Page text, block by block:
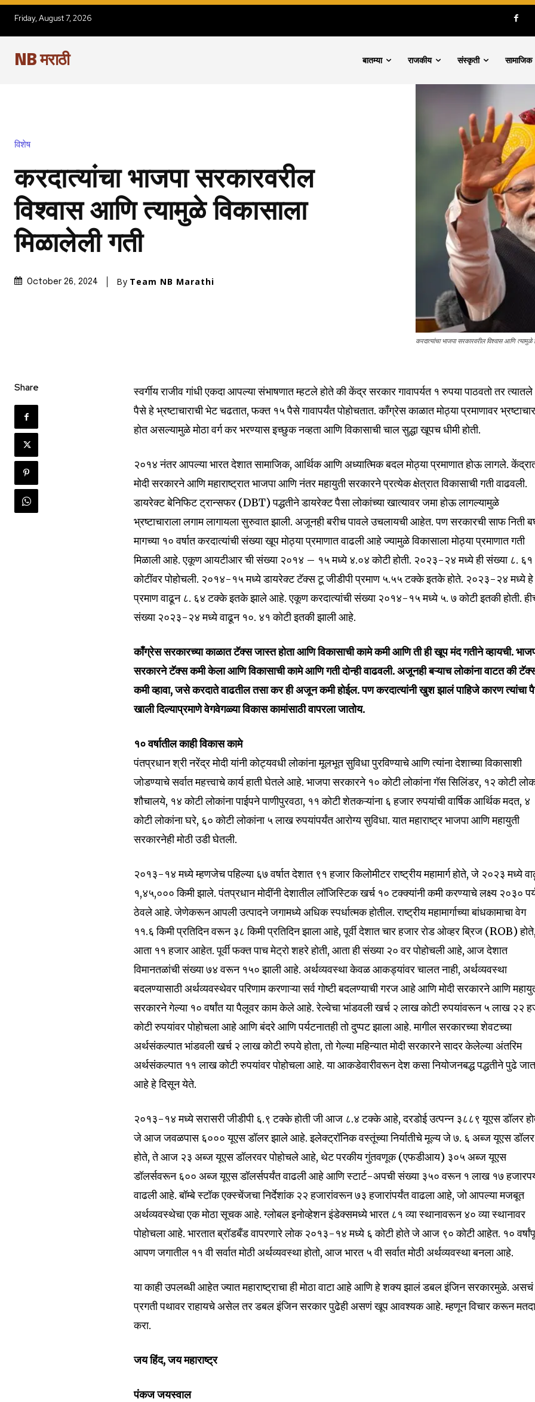
Join our community of
SUBSCRIBERS and be part
of the conversation.
To subscribe, simply enter your email address on our website or click
the subscribe button below. Don't worry, we respect your privacy and
won't spam your inbox. Your information is safe with us.
6,300
Fans Followers
Friday, August 7, 2026
NB मराठी बातम्या राजकीय संस्कृती सामाजिक
विशेष
करदात्यांचा भाजपा सरकारवरील
विश्वास आणि त्यामुळे विकासाला
मिळालेली गती
October 26, 2024 By Team NB Marathi
करदात्यांचा भाजपा सरकारवरील विश्वास आणि त्यामुळे
Share
स्वर्गीय राजीव गांधी एकदा आपल्या संभाषणात म्हटले होते की केंद्र सरकार गावापर्यत १ रुपया पाठवतो तर
पैसे हे भ्रष्टाचाराची भेट चढतात, फक्त १५ पैसे गावापर्यंत पोहोचतात. काँग्रेस काळात मोठ्या प्रमाणावर भ्रष्टाचार
होत असल्यामुळे मोठा वर्ग कर भरण्यास इच्छुक नव्हता आणि विकासाची चाल सुद्धा खूपच धीमी होती.
२०१४ नंतर आपल्या भारत देशात सामाजिक, आर्थिक आणि अध्यात्मिक बदल मोठ्या प्रमाणात होऊ लागले.
मोदी सरकारने आणि महाराष्ट्रात भाजपा आणि नंतर महायुती सरकारने प्रत्येक क्षेत्रात विकासाची गती वाढवली.
डायरेक्ट बेनिफिट ट्रान्सफर (DBT) पद्धतीने डायरेक्ट पैसा लोकांच्या खात्यावर जमा होऊ लागल्यामुळे
भ्रष्टाचाराला लगाम लागायला सुरुवात झाली. अजूनही बरीच पावले उचलायची आहेत. पण सरकारची साफ निती
मागच्या १० वर्षात करदात्यांची संख्या खूप मोठ्या प्रमाणात वाढली आहे ज्यामुळे विकासाला मोठ्या प्रमाणात गती
मिळाली आहे. एकूण आयटीआर ची संख्या २०१४ – १५ मध्ये ४.०४ कोटी होती. २०२३-२४ मध्ये ही संख्या ८. ६१
कोटींवर पोहोचली. २०१४-१५ मध्ये डायरेक्ट टॅक्स टू जीडीपी प्रमाण ५.५५ टक्के इतके होते. २०२३-२४ मध्ये हे
प्रमाण वाढून ८. ६४ टक्के इतके झाले आहे. एकूण करदात्यांची संख्या २०१४-१५ मध्ये ५. ७ कोटी इतकी होती.
संख्या २०२३-२४ मध्ये वाढून १०. ४१ कोटी इतकी झाली आहे.
काँग्रेस सरकारच्या काळात टॅक्स जास्त होता आणि विकासाची कामे कमी आणि ती ही खूप मंद गतीने व्हायची.
सरकारने टॅक्स कमी केला आणि विकासाची कामे आणि गती दोन्ही वाढवली. अजूनही बऱ्याच लोकांना वाटत की
कमी व्हावा, जसे करदाते वाढतील तसा कर ही अजून कमी होईल. पण करदात्यांनी खुश झालं पाहिजे कारण त्यांचा
खाली दिल्याप्रमाणे वेगवेगळ्या विकास कामांसाठी वापरला जातोय.
१० वर्षातील काही विकास कामे
पंतप्रधान श्री नरेंद्र मोदी यांनी कोट्यवधी लोकांना मूलभूत सुविधा पुरविण्याचे आणि त्यांना देशाच्या विकासाशी
जोडण्याचे सर्वात महत्त्वाचे कार्य हाती घेतले आहे. भाजपा सरकारने १० कोटी लोकांना गॅस सिलिंडर, १२ कोटी
शौचालये, १४ कोटी लोकांना पाईपने पाणीपुरवठा, ११ कोटी शेतकऱ्यांना ६ हजार रुपयांची वार्षिक आर्थिक मदत, ४
कोटी लोकांना घरे, ६० कोटी लोकांना ५ लाख रुपयांपर्यंत आरोग्य सुविधा. यात महाराष्ट्र भाजपा आणि महायुती
सरकारनेही मोठी उडी घेतली.
२०१३-१४ मध्ये म्हणजेच पहिल्या ६७ वर्षात देशात ९१ हजार किलोमीटर राष्ट्रीय महामार्ग होते, जे २०२३ मध्ये
१,४५,००० किमी झाले. पंतप्रधान मोदींनी देशातील लॉजिस्टिक खर्च १० टक्क्यांनी कमी करण्याचे लक्ष्य २०३०
ठेवले आहे. जेणेकरून आपली उत्पादने जगामध्ये अधिक स्पर्धात्मक होतील. राष्ट्रीय महामार्गाच्या बांधकामाचा वेग
११.६ किमी प्रतिदिन वरून ३८ किमी प्रतिदिन झाला आहे, पूर्वी देशात चार हजार रोड ओव्हर ब्रिज (ROB) होते,
आता ११ हजार आहेत. पूर्वी फक्त पाच मेट्रो शहरे होती, आता ही संख्या २० वर पोहोचली आहे, आज देशात
विमानतळांची संख्या ७४ वरून १५० झाली आहे. अर्थव्यवस्था केवळ आकड्यांवर चालत नाही, अर्थव्यवस्था
बदलण्यासाठी अर्थव्यवस्थेवर परिणाम करणाऱ्या सर्व गोष्टी बदलण्याची गरज आहे आणि मोदी सरकारने आणि
सरकारने गेल्या १० वर्षांत या पैलूवर काम केले आहे. रेल्वेचा भांडवली खर्च २ लाख कोटी रुपयांवरून ५ लाख २२
कोटी रुपयांवर पोहोचला आहे आणि बंदरे आणि पर्यटनातही तो दुप्पट झाला आहे. मागील सरकारच्या शेवटच्या
अर्थसंकल्पात भांडवली खर्च २ लाख कोटी रुपये होता, तो गेल्या महिन्यात मोदी सरकारने सादर केलेल्या अंतरिम
अर्थसंकल्पात ११ लाख कोटी रुपयांवर पोहोचला आहे. या आकडेवारीवरून देश कसा नियोजनबद्ध पद्धतीने पुढे
आहे हे दिसून येते.
२०१३-१४ मध्ये सरासरी जीडीपी ६.९ टक्के होती जी आज ८.४ टक्के आहे, दरडोई उत्पन्न ३८८९ यूएस डॉलर
जे आज जवळपास ६००० यूएस डॉलर झाले आहे. इलेक्ट्रॉनिक वस्तूंच्या निर्यातीचे मूल्य जे ७. ६ अब्ज यूएस डॉलर
होते, ते आज २३ अब्ज यूएस डॉलरवर पोहोचले आहे, थेट परकीय गुंतवणूक (एफडीआय) ३०५ अब्ज यूएस
डॉलर्सवरून ६०० अब्ज यूएस डॉलर्सपर्यंत वाढली आहे आणि स्टार्ट-अपची संख्या ३५० वरून १ लाख १७
वाढली आहे. बॉम्बे स्टॉक एक्स्चेंजचा निर्देशांक २२ हजारांवरून ७३ हजारांपर्यंत वाढला आहे, जो आपल्या मजबूत
अर्थव्यवस्थेचा एक मोठा सूचक आहे. ग्लोबल इनोव्हेशन इंडेक्समध्ये भारत ८१ व्या स्थानावरून ४० व्या स्थानावर
पोहोचला आहे. भारतात ब्रॉडबँड वापरणारे लोक २०१३-१४ मध्ये ६ कोटी होते जे आज ९० कोटी आहेत. १०
आपण जगातील ११ वी सर्वात मोठी अर्थव्यवस्था होतो, आज भारत ५ वी सर्वात मोठी अर्थव्यवस्था बनला आहे.
या काही उपलब्धी आहेत ज्यात महाराष्ट्राचा ही मोठा वाटा आहे आणि हे शक्य झालं डबल इंजिन सरकारमुळे.
प्रगती पथावर राहायचे असेल तर डबल इंजिन सरकार पुढेही असणं खूप आवश्यक आहे. म्हणून विचार करून
करा.
जय हिंद, जय महाराष्ट्र
पंकज जयस्वाल